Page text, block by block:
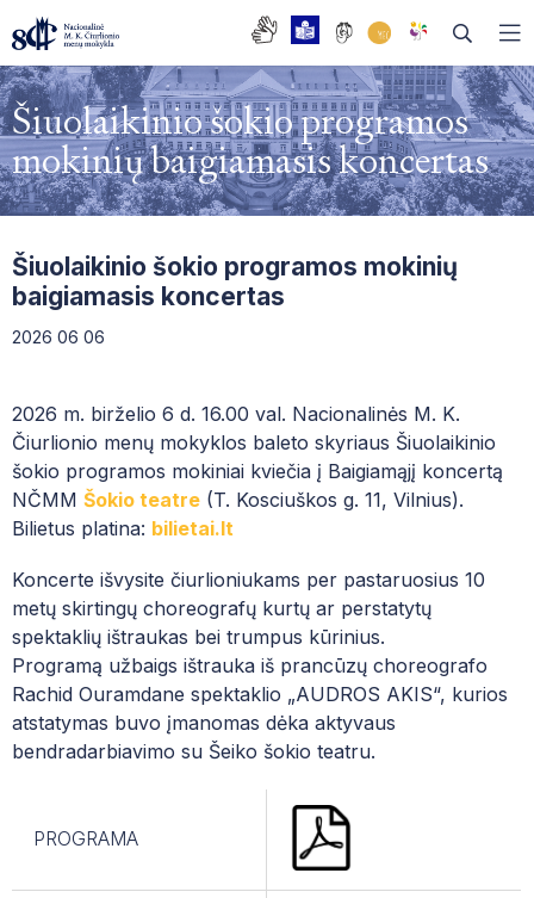
DAŽNIAUSIAI UŽDUODAMI KLAUSIMAI
TĖVŲ TARYBA
ISTORIJA
ABITURIENTŲ OPEROS TRADICIJA
PROJEKTAI
MENINĖ VEIKLA
BALETO SKYRIUS
BIBLIOTEKA
SOCIALIZACIJOS SKYRIUS
ŠOKIO TEATRAS
KVALIFIKACIJOS TOBULINIMO CENTRAS
PRAŠYMŲ FORMOS
PAGALBOS SPECIALISTAI
DUK| NAUJAI ĮSTOJUSIEMS Į NČMM
DUK| MOKINIO SVEIKATOS PAŽYMĖJIMAS
PATYČIŲ DĖŽUTĖ: PRANEŠK APIE
UNIFORMA
MOKSLO METŲ ATOSTOGŲ GRAFIKAS
PROGRAMA „VAISIŲ IR DARŽOVIŲ BEI
Šiuolaikinio šokio programos
mokinių baigiamasis koncertas
Šiuolaikinio šokio programos mokinių
baigiamasis koncertas
2026 06 06
2026 m. birželio 6 d. 16.00 val. Nacionalinės M. K.
Čiurlionio menų mokyklos baleto skyriaus Šiuolaikinio
šokio programos mokiniai kviečia į Baigiamąjį koncertą
NČMM Šokio teatre (T. Kosciuškos g. 11, Vilnius).
Bilietus platina: bilietai.lt
Koncerte išvysite čiurlioniukams per pastaruosius 10
metų skirtingų choreografų kurtų ar perstatytų
spektaklių ištraukas bei trumpus kūrinius.
Programą užbaigs ištrauka iš prancūzų choreografo
Rachid Ouramdane spektaklio „AUDROS AKIS“, kurios
atstatymas buvo įmanomas dėka aktyvaus
bendradarbiavimo su Šeiko šokio teatru.
PROGRAMA